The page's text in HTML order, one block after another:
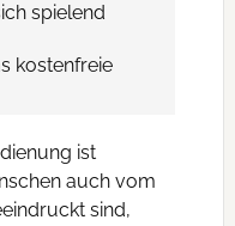
spielend
kostenfreie
ist
auch vom
sind,